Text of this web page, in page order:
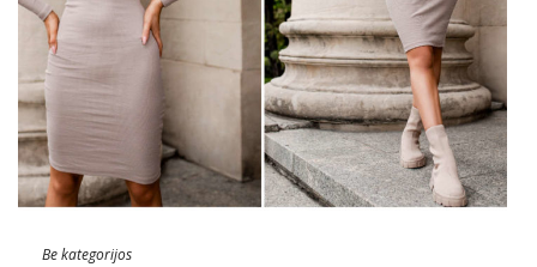
Be kategorijos